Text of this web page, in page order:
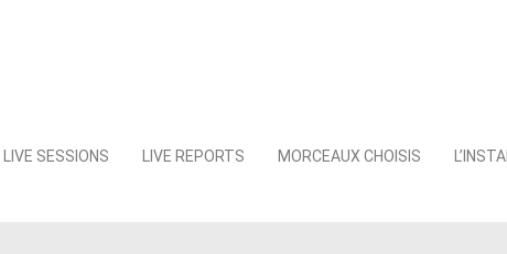
LIVE SESSIONS LIVE REPORTS MORCEAUX CHOISIS